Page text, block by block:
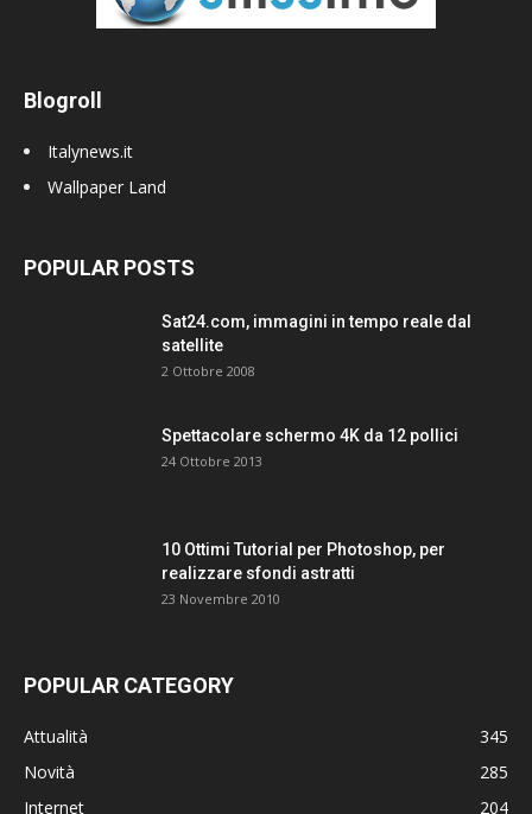
Blogroll
Italynews.it
Wallpaper Land
POPULAR POSTS
Sat24.com, immagini in tempo reale dal
satellite
2 Ottobre 2008
Spettacolare schermo 4K da 12 pollici
24 Ottobre 2013
10 Ottimi Tutorial per Photoshop, per
realizzare sfondi astratti
23 Novembre 2010
POPULAR CATEGORY
Attualità
345
Novità
285
Internet
204